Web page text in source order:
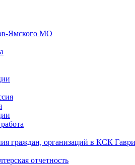
Ямского МО
граждан, организаций в КСК
отчетность